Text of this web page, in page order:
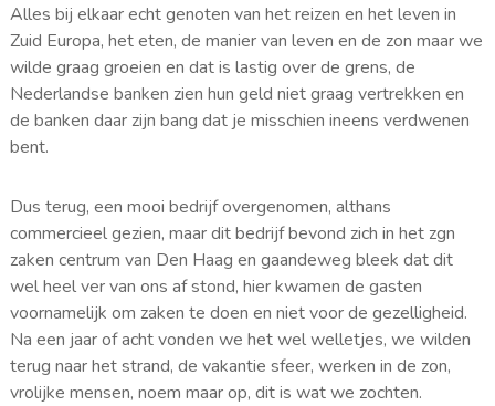
Alles bij elkaar echt genoten van het reizen en het leven in
Zuid Europa, het eten, de manier van leven en de zon maar we
wilde graag groeien en dat is lastig over de grens, de
Nederlandse banken zien hun geld niet graag vertrekken en
de banken daar zijn bang dat je misschien ineens verdwenen
bent.
Dus terug, een mooi bedrijf overgenomen, althans
commercieel gezien, maar dit bedrijf bevond zich in het zgn
zaken centrum van Den Haag en gaandeweg bleek dat dit
wel heel ver van ons af stond, hier kwamen de gasten
voornamelijk om zaken te doen en niet voor de gezelligheid.
Na een jaar of acht vonden we het wel welletjes, we wilden
terug naar het strand, de vakantie sfeer, werken in de zon,
vrolijke mensen, noem maar op, dit is wat we zochten.